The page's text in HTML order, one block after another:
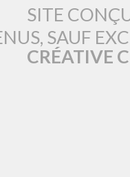
SITE
SAUF
CRÉATIVE